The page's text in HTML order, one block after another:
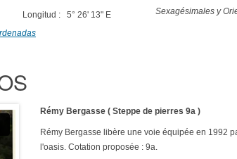
Longitud : 5° 26' 13" E Sexagésimales y
Rémy Bergasse ( Steppe de pierres 9a )
Rémy Bergasse libère une voie équipée en 1992
l'oasis. Cotation proposée : 9a.